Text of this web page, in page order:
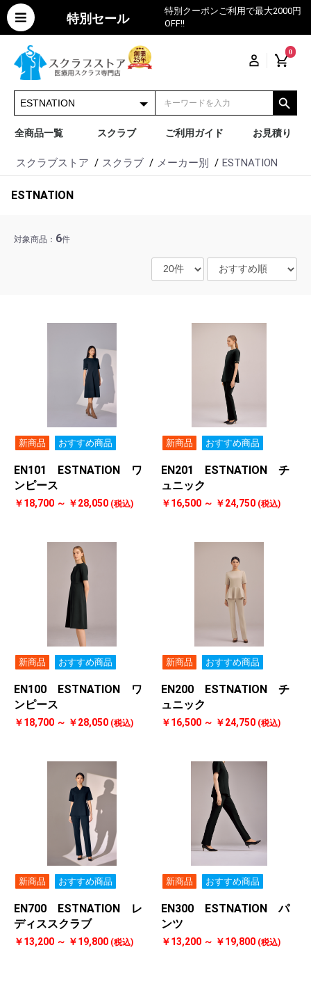
特別セール
特別クーポンご利用で最大2000円
OFF!!
0
全商品一覧 スクラブ ご利用ガイド お見積り
スクラブストア スクラブ メーカー別 ESTNATION
ESTNATION
対象商品： 6件
新商品 おすすめ商品
EN101 ESTNATION ワ
ンピース
￥18,700 ～ ￥28,050 (税込)
新商品 おすすめ商品
EN201 ESTNATION チ
ュニック
￥16,500 ～ ￥24,750 (税込)
新商品 おすすめ商品
EN100 ESTNATION ワ
ンピース
￥18,700 ～ ￥28,050 (税込)
新商品 おすすめ商品
EN200 ESTNATION チ
ュニック
￥16,500 ～ ￥24,750 (税込)
新商品 おすすめ商品
EN700 ESTNATION レ
ディススクラブ
￥13,200 ～ ￥19,800 (税込)
新商品 おすすめ商品
EN300 ESTNATION パ
ンツ
￥13,200 ～ ￥19,800 (税込)